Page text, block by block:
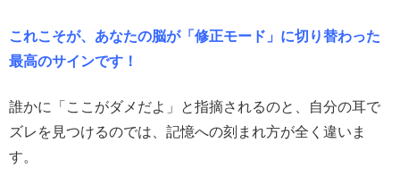
これこそが、あなたの脳が「修正モード」に切り替わった
最高のサインです！
誰かに「ここがダメだよ」と指摘されるのと、自分の耳で
ズレを見つけるのでは、記憶への刻まれ方が全く違いま
す。